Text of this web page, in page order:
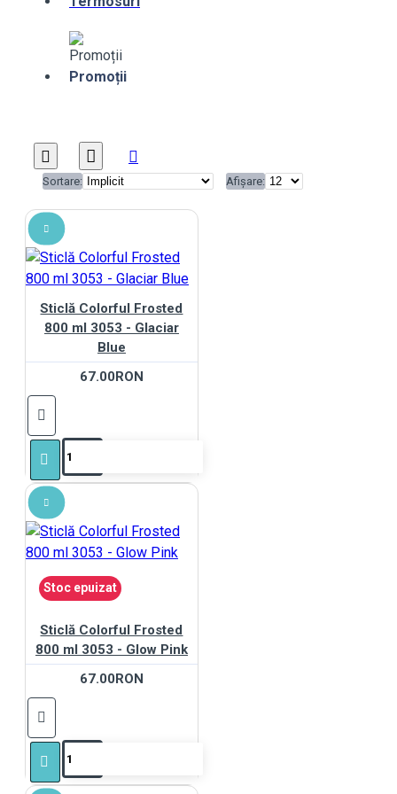
Promoții
Sortare: Afișare:
Sticlă Colorful Frosted
800 ml 3053 - Glaciar
Blue
67.00RON
Stoc epuizat
Sticlă Colorful Frosted
800 ml 3053 - Glow Pink
67.00RON